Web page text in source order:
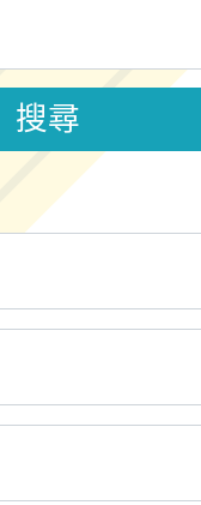
教育及
習
辦理「台
教學示
習扶助
-2：國
畫」
部表揚
獎」實
搜尋